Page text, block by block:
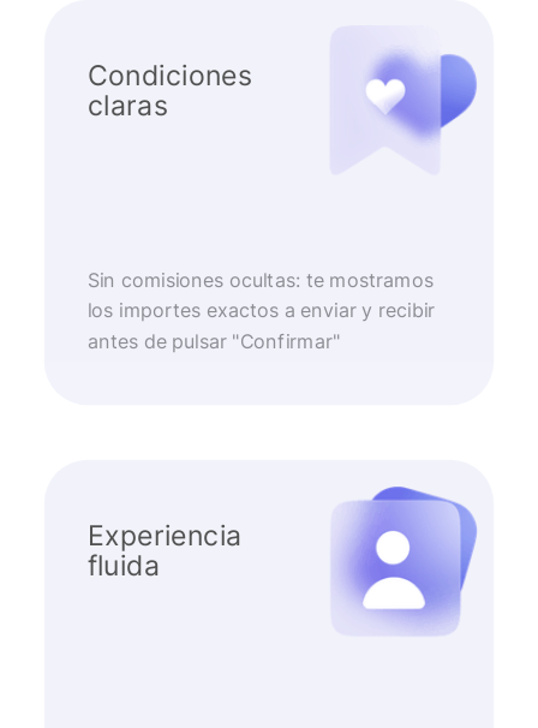
Condiciones
claras
Sin comisiones ocultas: te mostramos
los importes exactos a enviar y recibir
antes de pulsar "Confirmar"
Experiencia
fluida